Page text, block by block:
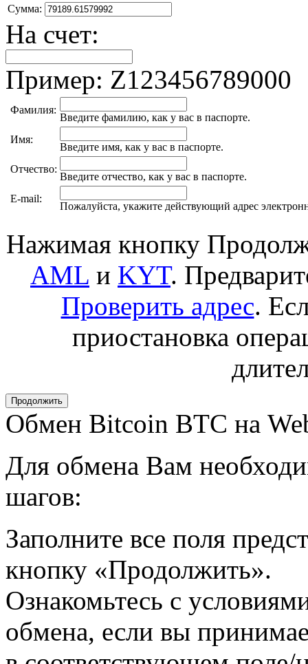
Сумма:
На счет:
Пример: Z123456789000
Фамилия:
Введите фамилию, как у вас в паспорте.
Имя:
Введите имя, как у вас в паспорте.
Отчество:
Введите отчество, как у вас в паспорте.
E-mail:
Пожалуйста, укажите действующий адрес
Нажимая кнопку
AML и KYT.
Проверить адрес.
приостановка
Обмен Bitcoin BTC на
Для обмена Вам
шагов:
Заполните все поля
кнопку «Продолжить».
Ознакомьтесь с
обмена, если вы